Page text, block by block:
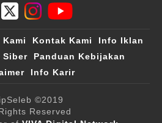
Kontak Kami
Info Iklan
Siber
Panduan Kebijakan
Info Karir
©2019
Reserved